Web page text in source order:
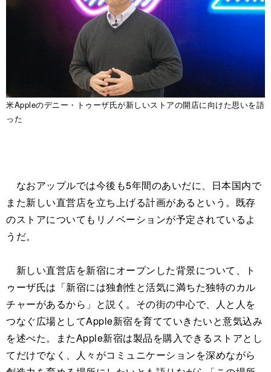
米Appleのデニー・トゥーザ氏が新しいストアの開店に向けた思いを語
った
なおアップルでは今後も5年間のあいだに、日本国内で
また新しい直営店を立ち上げる計画があるという。既存
のストアについてもリノベーションが予定されているよ
うだ。
新しい直営店を新宿にオープンした背景について、ト
ゥーザ氏は「新宿には独創性と活気に満ちた独特のカル
チャーがあるから」と説く。その街の中心で、人と人を
つなぐ広場としてApple新宿を育てていきたいと意気込み
を述べた。またApple新宿は製品を購入できるストアとし
てだけでなく、人々がコミュニケーションを深めながら